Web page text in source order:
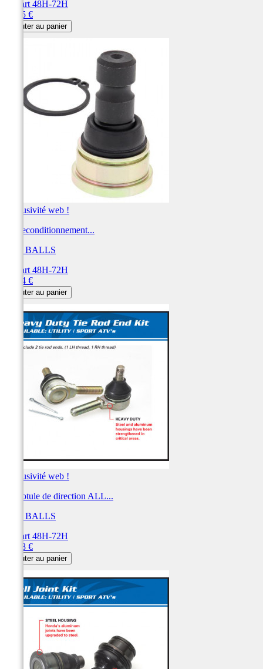
Départ 48H-72H
54,85 €
Ajouter au panier
Exclusivité web !
Kit reconditionnement...
ALL BALLS
Départ 48H-72H
54,44 €
Ajouter au panier
Exclusivité web !
Kit rotule de direction ALL...
ALL BALLS
Départ 48H-72H
54,28 €
Ajouter au panier